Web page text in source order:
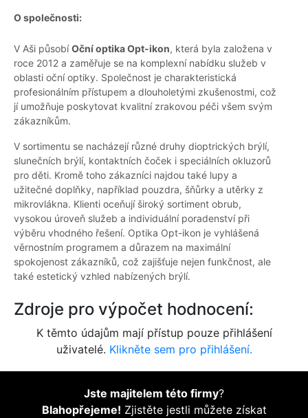
O společnosti:
V Aši působíOční optika Opt-ikon, která byla založena v
roce 2012 a zaměřuje se na komplexní nabídku služeb v
oblasti oční optiky. Společnost je charakteristická
profesionálním přístupem a dlouholetými zkušenostmi, což
jí umožňuje poskytovat kvalitní zrakovou péči všem svým
zákazníkům.
V sortimentu se nacházejí různé druhy dioptrických brýlí,
slunečních brýlí, kontaktních čoček i speciálních okluzorů
pro děti. Kromě toho zákazníci najdou také lupy a
užitečné doplňky, například pouzdra, šňůrky a utěrky z
mikrovlákna. Klienti oceňují široký sortiment obrub,
vysokou úroveň služeb a individuální poradenství při
výběru vhodného řešení. Optika Opt-ikon je vyhlášená
věrnostním programem a důrazem na maximální
spokojenost zákazníků, což zajišťuje nejen funkčnost, ale
také estetický vzhled nabízených brýlí.
Zdroje pro výpočet hodnocení:
K těmto údajům mají přístup pouze přihlášení
uživatelé. Klikněte sem pro přihlášení.
Jste majitelem této firmy?
Blahopřejeme! Zjistěte jestli můžete získat